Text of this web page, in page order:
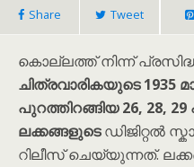
Share Tweet
കൊല്ലത്ത് നിന്ന്
ചിത്രവാരികയുടെ 1935
പുറത്തിറങ്ങിയ 26, 28,
ലക്കങ്ങളുടെഡിജിറ്റൽ
റിലീസ് ചെയ്യുന്നത്.